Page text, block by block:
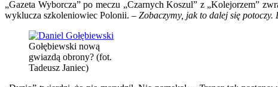
o
nowej
„Gazeta Wyborcza” po meczu „Czarnych Koszul” z „Kolejorzem”
wyklucza szkoleniowiec Polonii. – Zobaczymy, jak to dalej się
Gołębiewski nową
gwiazdą obrony? (fot.
Tadeusz Janiec)